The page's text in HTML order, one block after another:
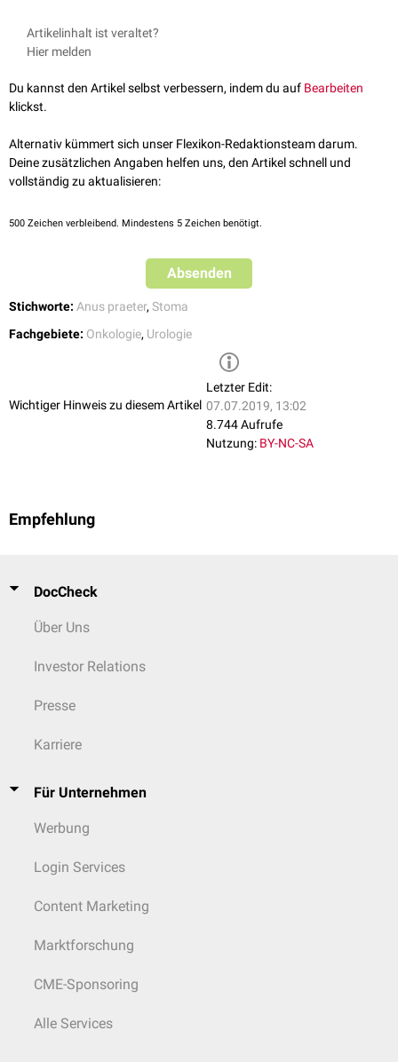
Artikelinhalt ist veraltet?
Hier melden
Du kannst den Artikel selbst verbessern, indem du auf Bearbeiten
klickst.
Alternativ kümmert sich unser Flexikon-Redaktionsteam darum.
Deine zusätzlichen Angaben helfen uns, den Artikel schnell und
vollständig zu aktualisieren:
500 Zeichen verbleibend. Mindestens 5 Zeichen benötigt.
Absenden
Stichworte: Anus praeter, Stoma
Fachgebiete: Onkologie, Urologie
Wichtiger Hinweis zu diesem Artikel
Letzter Edit:
07.07.2019, 13:02
8.744 Aufrufe
Nutzung: BY-NC-SA
Empfehlung
DocCheck
Über Uns
Investor Relations
Presse
Karriere
Für Unternehmen
Werbung
Login Services
Content Marketing
Marktforschung
CME-Sponsoring
Alle Services